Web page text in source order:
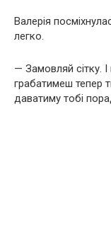
Валерія
легко.
— Замовляй сітку.
грабатимеш тепер
даватиму тобі